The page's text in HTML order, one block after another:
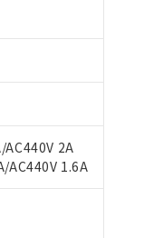
AC440V 2A
AC440V 1.6A
客様担当のオムロン
ク
」をご確認くださ
漏洩または開示しな
ます。
示します。
を示します。
リ臭化ジフェニルエーテル
フタル酸ブチルベンジル) :
します。
定める商品（以下｢
たはその他武器並び
3の内容を当該第三
るおそれがある場合
、またはお客様担当の